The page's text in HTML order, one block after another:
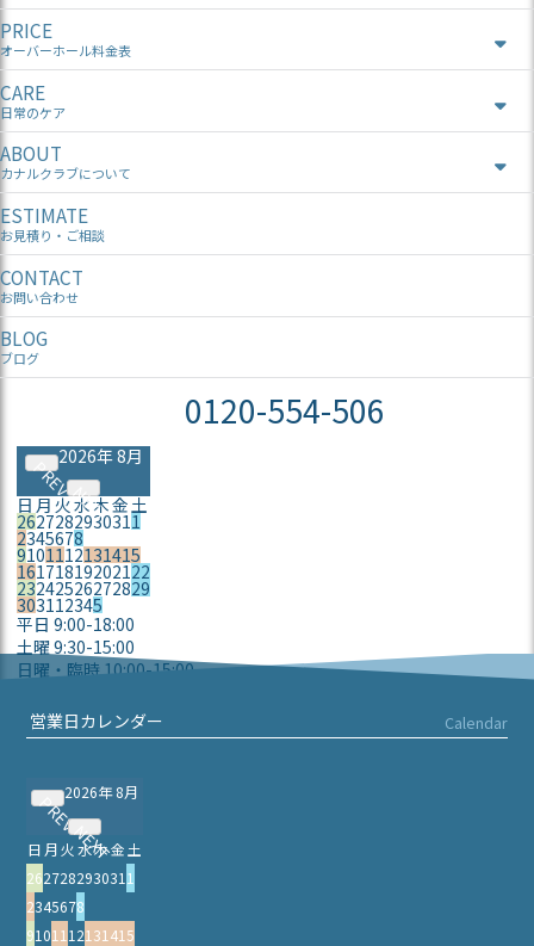
PRICE
オーバーホール料金表
CARE
日常のケア
ABOUT
カナルクラブについて
ESTIMATE
お見積り・ご相談
CONTACT
お問い合わせ
BLOG
ブログ
0120-554-506
PREV
2026年 8月
NEXT
日 月 火水木金土
2627282930311
2345678
9101112131415
16171819202122
23242526272829
303112345
平日 9:00-18:00
土曜 9:30-15:00
日曜・臨時 10:00-15:00
営業日カレンダー
Calendar
PREV
2026年 8月
NEXT
日 月 火 水木金 土
262728293031 1
2345678
91011 12131415